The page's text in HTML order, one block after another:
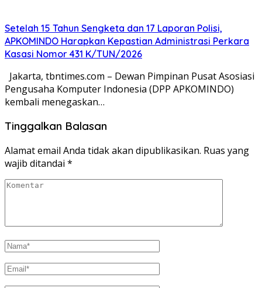
Setelah 15 Tahun Sengketa dan 17 Laporan Polisi,
APKOMINDO Harapkan Kepastian Administrasi Perkara
Kasasi Nomor 431 K/TUN/2026
Jakarta, tbntimes.com – Dewan Pimpinan Pusat Asosiasi
Pengusaha Komputer Indonesia (DPP APKOMINDO)
kembali menegaskan…
Tinggalkan Balasan
Alamat email Anda tidak akan dipublikasikan. Ruas yang
wajib ditandai *